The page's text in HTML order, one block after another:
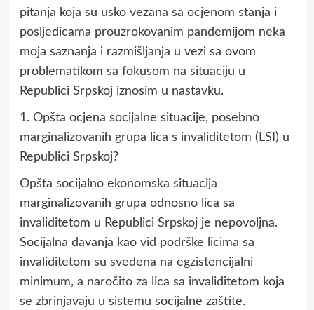
pitanja koja su usko vezana sa ocjenom stanja i
posljedicama prouzrokovanim pandemijom neka
moja saznanja i razmišljanja u vezi sa ovom
problematikom sa fokusom na situaciju u
Republici Srpskoj iznosim u nastavku.
1. Opšta ocjena socijalne situacije, posebno
marginalizovanih grupa lica s invaliditetom (LSI) u
Republici Srpskoj?
Opšta socijalno ekonomska situacija
marginalizovanih grupa odnosno lica sa
invaliditetom u Republici Srpskoj je nepovoljna.
Socijalna davanja kao vid podrške licima sa
invaliditetom su svedena na egzistencijalni
minimum, a naročito za lica sa invaliditetom koja
se zbrinjavaju u sistemu socijalne zaštite.